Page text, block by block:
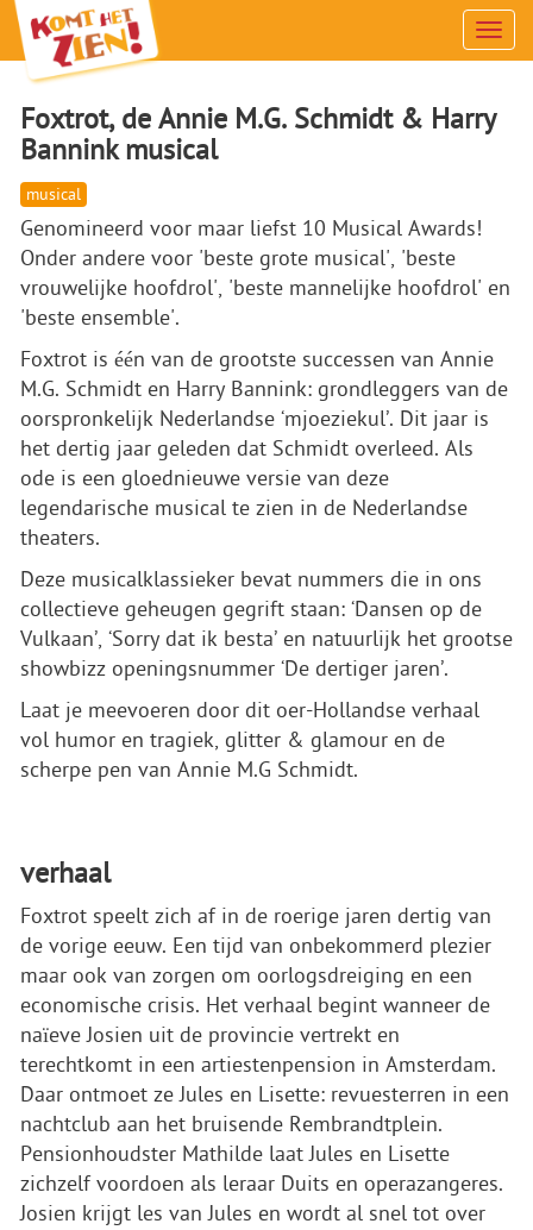
Menu
Foxtrot, de Annie M.G. Schmidt & Harry
Bannink musical
musical
Genomineerd voor maar liefst 10 Musical Awards!
Onder andere voor 'beste grote musical', 'beste
vrouwelijke hoofdrol', 'beste mannelijke hoofdrol' en
'beste ensemble'.
Foxtrot is één van de grootste successen van Annie
M.G. Schmidt en Harry Bannink: grondleggers van de
oorspronkelijk Nederlandse ‘mjoeziekul’. Dit jaar is
het dertig jaar geleden dat Schmidt overleed. Als
ode is een gloednieuwe versie van deze
legendarische musical te zien in de Nederlandse
theaters.
Deze musicalklassieker bevat nummers die in ons
collectieve geheugen gegrift staan: ‘Dansen op de
Vulkaan’, ‘Sorry dat ik besta’ en natuurlijk het grootse
showbizz openingsnummer ‘De dertiger jaren’.
Laat je meevoeren door dit oer-Hollandse verhaal
vol humor en tragiek, glitter & glamour en de
scherpe pen van Annie M.G Schmidt.
verhaal
Foxtrot speelt zich af in de roerige jaren dertig van
de vorige eeuw. Een tijd van onbekommerd plezier
maar ook van zorgen om oorlogsdreiging en een
economische crisis. Het verhaal begint wanneer de
naïeve Josien uit de provincie vertrekt en
terechtkomt in een artiestenpension in Amsterdam.
Daar ontmoet ze Jules en Lisette: revuesterren in een
nachtclub aan het bruisende Rembrandtplein.
Pensionhoudster Mathilde laat Jules en Lisette
zichzelf voordoen als leraar Duits en operazangeres.
Josien krijgt les van Jules en wordt al snel tot over